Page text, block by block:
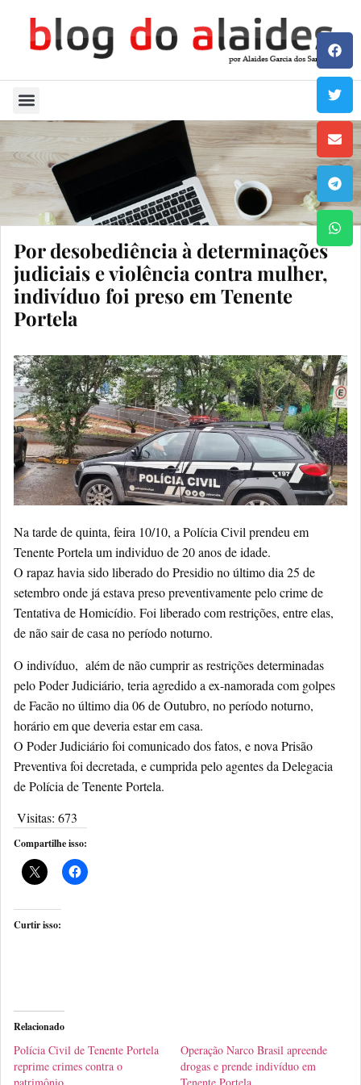
Por desobediência à determinações
judiciais e violência contra mulher,
indivíduo foi preso em Tenente
Portela
Na tarde de quinta, feira 10/10, a Polícia Civil prendeu em
Tenente Portela um individuo de 20 anos de idade.
O rapaz havia sido liberado do Presidio no último dia 25 de
setembro onde já estava preso preventivamente pelo crime de
Tentativa de Homicídio. Foi liberado com restrições, entre elas,
de não sair de casa no período noturno.
O indivíduo, além de não cumprir as restrições determinadas
pelo Poder Judiciário, teria agredido a ex-namorada com golpes
de Facão no último dia 06 de Outubro, no período noturno,
horário em que deveria estar em casa.
O Poder Judiciário foi comunicado dos fatos, e nova Prisão
Preventiva foi decretada, e cumprida pelo agentes da Delegacia
de Polícia de Tenente Portela.
Visitas: 673
Compartilhe isso:
Curtir isso:
Relacionado
Polícia Civil de Tenente Portela
reprime crimes contra o
Operação Narco Brasil apreende
drogas e prende indivíduo em